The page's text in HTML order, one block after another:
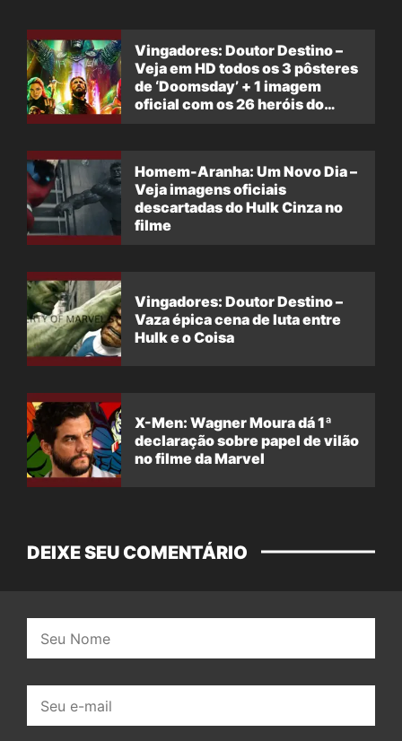
Vingadores: Doutor Destino –
Veja em HD todos os 3 pôsteres
de ‘Doomsday’ + 1 imagem
oficial com os 26 heróis do
Homem-Aranha: Um Novo Dia –
Veja imagens oficiais
descartadas do Hulk Cinza no
filme
Vingadores: Doutor Destino –
Vaza épica cena de luta entre
Hulk e o Coisa
X-Men: Wagner Moura dá 1ª
declaração sobre papel de vilão
no filme da Marvel
DEIXE SEU COMENTÁRIO
mail: